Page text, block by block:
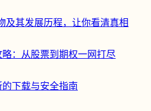
及其发展历程，让你看清真相
：从股票到期权一网打尽
下载与安全指南